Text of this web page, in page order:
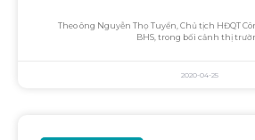
Theo ông Nguyễn Thọ Tuyển, Chủ tịch HĐQT
BHS, trong bối cảnh thị
2020-04-25